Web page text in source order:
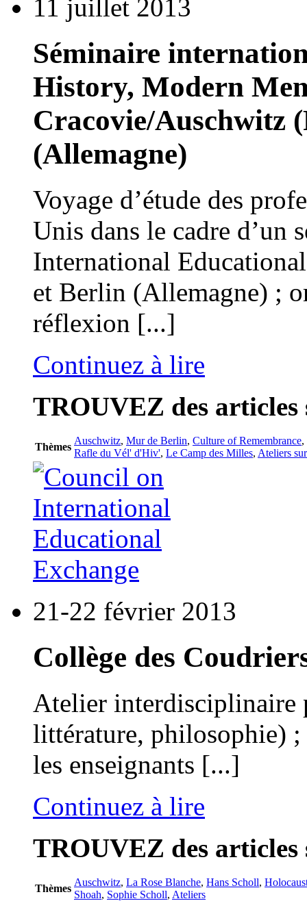
11 juillet 2013
Séminaire
History, Modern
Cracovie/Auschwitz
(Allemagne)
Voyage d’étude des
Unis dans le cadre d’un
International
et Berlin (Allemagne) ;
réflexion [...]
Continuez à lire
TROUVEZ des
Thèmes
Auschwitz, Mur de Berlin, Culture of Remembrance,
Rafle du Vél' d'Hiv', Le Camp des Milles, Ateliers
21-22 février 2013
Collège des
Atelier interdisciplinaire
littérature, philosophie)
les enseignants [...]
Continuez à lire
TROUVEZ des
Thèmes
Auschwitz, La Rose Blanche, Hans Scholl,
Shoah, Sophie Scholl, Ateliers